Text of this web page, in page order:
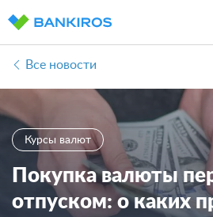
Все новости
Курсы валют
Покупка валюты
отпуском: о каких